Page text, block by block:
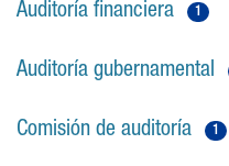
Auditoría financiera 1
Auditoría gubernamental
Comisión de auditoría 1